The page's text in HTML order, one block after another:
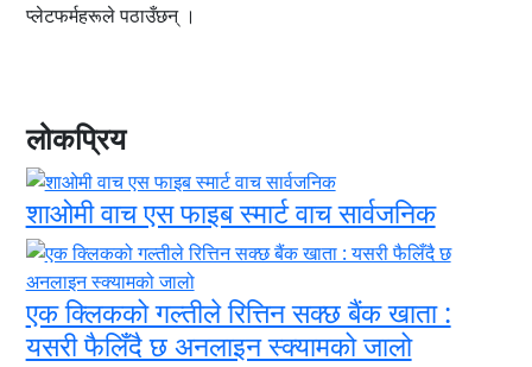
प्लेटफर्महरूले पठाउँछन् ।
लोकप्रिय
शाओमी वाच एस फाइब स्मार्ट वाच सार्वजनिक
एक क्लिकको गल्तीले रित्तिन सक्छ बैंक खाता :
यसरी फैलिँदै छ अनलाइन स्क्यामको जालो